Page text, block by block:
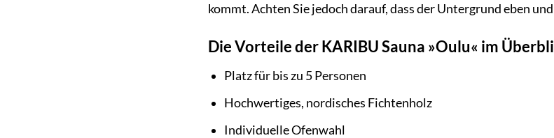
kommt. Achten Sie jedoch darauf, dass der Untergrund eben
Die Vorteile der KARIBU Sauna »Oulu« im
Platz für bis zu 5 Personen
Hochwertiges, nordisches Fichtenholz
Individuelle Ofenwahl